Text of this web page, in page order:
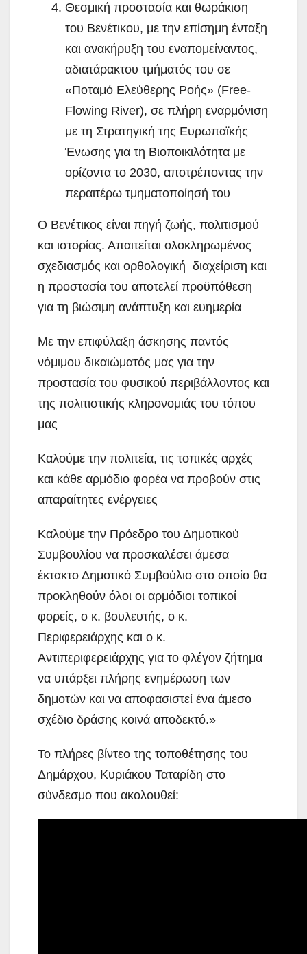
Θεσμική προστασία και θωράκιση
του Βενέτικου, με την επίσημη ένταξη
και ανακήρυξη του εναπομείναντος,
αδιατάρακτου τμήματός του σε
«Ποταμό Ελεύθερης Ροής» (Free-
Flowing River), σε πλήρη εναρμόνιση
με τη Στρατηγική της Ευρωπαϊκής
Ένωσης για τη Βιοποικιλότητα με
ορίζοντα το 2030, αποτρέποντας την
περαιτέρω τμηματοποίησή του
Ο Βενέτικος είναι πηγή ζωής, πολιτισμού
και ιστορίας. Απαιτείται ολοκληρωμένος
σχεδιασμός και ορθολογική διαχείριση και
η προστασία του αποτελεί προϋπόθεση
για τη βιώσιμη ανάπτυξη και ευημερία
Με την επιφύλαξη άσκησης παντός
νόμιμου δικαιώματός μας για την
προστασία του φυσικού περιβάλλοντος και
της πολιτιστικής κληρονομιάς του τόπου
μας
Καλούμε την πολιτεία, τις τοπικές αρχές
και κάθε αρμόδιο φορέα να προβούν στις
απαραίτητες ενέργειες
Καλούμε την Πρόεδρο του Δημοτικού
Συμβουλίου να προσκαλέσει άμεσα
έκτακτο Δημοτικό Συμβούλιο στο οποίο θα
προκληθούν όλοι οι αρμόδιοι τοπικοί
φορείς, ο κ. βουλευτής, ο κ.
Περιφερειάρχης και ο κ.
Αντιπεριφερειάρχης για το φλέγον ζήτημα
να υπάρξει πλήρης ενημέρωση των
δημοτών και να αποφασιστεί ένα άμεσο
σχέδιο δράσης κοινά αποδεκτό.»
Το πλήρες βίντεο της τοποθέτησης του
Δημάρχου, Κυριάκου Ταταρίδη στο
σύνδεσμο που ακολουθεί: